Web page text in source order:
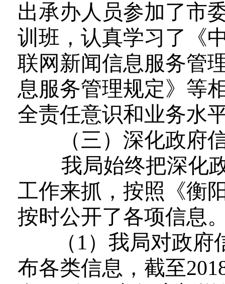
出承办人员参加了市
训班 ， 认真学习了
《
联网新闻信息服务管
息服务管理规定》等
全责任意识和业务水
（三）深化政府信
我局始终把深化
工作来抓，按照
《衡
按时公开了各项信息
（1） 我局对政府
布各类信息， 截至201